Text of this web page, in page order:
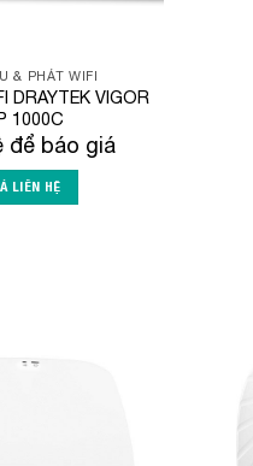
& PHÁT WIFI
DRAYTEK VIGOR
1000C
để báo giá
LIÊN HỆ